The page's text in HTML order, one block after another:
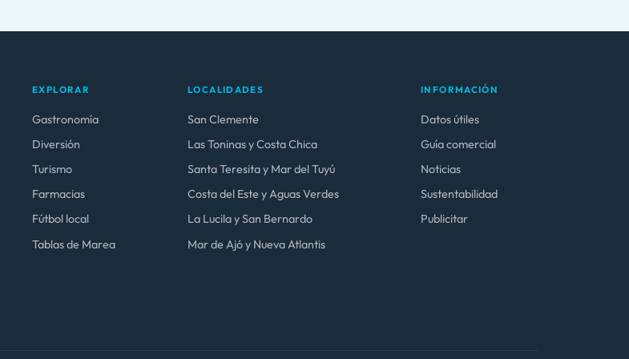
EXPLORAR
Gastronomía
Diversión
Turismo
Farmacias
Fútbol local
Tablas de Marea
LOCALIDADES
San Clemente
Las Toninas y Costa Chica
Santa Teresita y Mar del Tuyú
Costa del Este y Aguas Verdes
La Lucila y San Bernardo
Mar de Ajó y Nueva Atlantis
INFORMACIÓN
Datos útiles
Guía comercial
Noticias
Sustentabilidad
Publicitar